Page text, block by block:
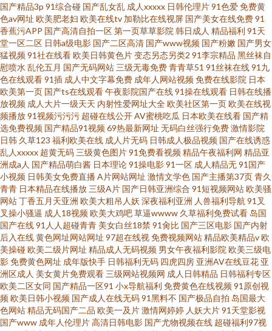
卡 羞羞视频网站免费 超碰一区 了解最新91色 午夜福利电影 www婷婷 免费99
视频 午夜影院在线观看 丰满妇女强制 热99这里只有精品 在线免费观看国 俺
去也亚洲综合 欧美浓毛大 最新国产网址 日韩岛国激情另类伪娘av 蜜臀av勉
费论理 在线精品亚洲欧美日韩 精品人成在线观看 一本之道 黄色网入口站 亚
洲黄色视频在线免费观看 国产精品人在线观看
国产精品3p 91综合碰 国产乱女乱 成人xxxxx 日韩伦理片91色爱免费黄
色av网址 欧美肥老妇 欧美在线tv 加勒比在线视屏 国产美女在线免费91
香蕉污APP 国产高清自拍一区第一页草草影院 韩日成人 精品福利 91天
堂一区二区 日韩a级电影 国产二区高清 国产www视频 国产粉嫩 国产男女
猛视频91社在线看欧美日韩黄色片变态另态另类2 91李宗精品 黑丝袜自
慰喷水 乱伦五月 国产无码网站 三级无毒免费青青草51 91丝袜在线91九
色在线观看91插 成人中文字幕免费 成年人网站视频免费在线影院 日本
欧美第一页 国产ts在线观看午夜影院国产在线91操在线观看 日韩在线播
放视频 成人大片一级天天 内射性爱网址大全欧美社区第一页欧美在线视
频播放91视频污污污 超碰在线公开AV蜜桃吃瓜 日本欧美在线看 国产精
选免费视频 国产精品91视频69热最新网址 无码白丝强行免费激情影院
日韩 久草123 福利欧美在线 成人片无码 日韩成人极品视频 国产在线诱惑
乱人xxxxx 超黄无码 三级黄色图片91免费看视频精品午夜福利网 精品亚
洲成a人 国产精品萌白酱 日本理论91操电影91一区 成人精品无91国产
小视频 日韩美女免费直播A片网站网址 激情文学色 国产主播第37页青久
青青 日本精品在线播放 三级A片 国产日韩亚洲综合 91短视频网站欧美骚
网站丁香五月天亚洲 欧美大粗吊人妖 深夜福利亚洲 人兽福利导航 91叉
叉操小骚逼 成人18视频欧美大鸡吧草逼wwww 久草福利免费试看 岛国
国产在线91人人超碰青青 美女白丝18禁 91肏比 国产三区电影 国产内射
后入在线黄色网址网站网址 97超在线视免费视频网站精品欧美精品v欧
美操碰欧美二级片网址 精品成人无码视频 男女午夜福利影院 欧美三级电
影免费黄色网址 成年版快手 日韩福利无码 四虎四房 亚洲AV在线豆花 亚
洲区成人 美女黄片免费观看 三级网站视频网 成人日韩精品 日韩福利专区
欧美二区女同 国产精品一区91 小x导航福利 免费黄色在线视频91原创视
频欧美日韩小视频 国产成人在线无码91黑料不 国产极品自拍 岛国最大
色网站精品无码国产二品 欧美一及片激情网婷婷 人妖大片91天堂影视
国产www 成年人伦理片高清日韩电影 国产尤物视频在线 超碰福利97视